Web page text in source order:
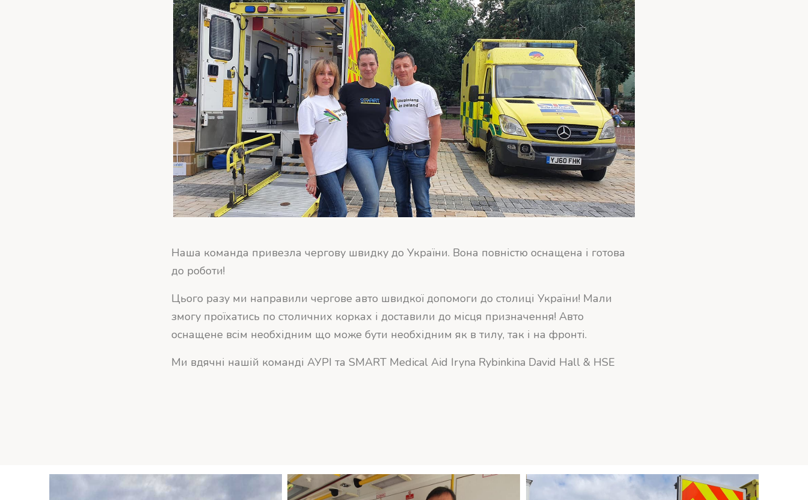
Наша команда привезла чергову швидку до України. Вона повністю оснащена і готова
до роботи!
Цього разу ми направили чергове авто швидкої допомоги до столиці України! Мали
змогу проїхатись по столичних корках і доставили до місця призначення! Авто
оснащене всім необхідним що може бути необхідним як в тилу, так і на фронті.
Ми вдячні нашій команді АУРІ та SMART Medical Aid Iryna Rybinkina David Hall & HSE